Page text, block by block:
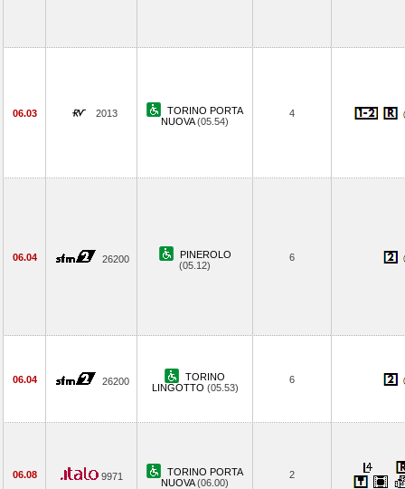
06.03 2013
TORINO PORTA
NUOVA(05.54)
4
06.04 26200
PINEROLO
(05.12)
6
06.04 26200
TORINO
LINGOTTO (05.53)
6
06.08 9971
TORINO PORTA
NUOVA(06.00)
2